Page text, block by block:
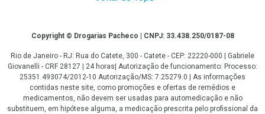
CopyrightCopyright © Drogarias Pacheco | CNPJ: 33.438.250/0187-08
Rio de Janeiro - RJ: Rua do Catete, 300 - Catete - CEP: 22220-000 | Gabriele
Giovanelli - CRF 28127 | 24 horas| Autorização de funcionamento: Processo:
25351.493074/2012-10 Autorização/MS: 7.25279.0 | As informações
contidas neste site, como promoções e ofertas de remédios e
medicamentos, não devem ser usadas para automedicação e não
substituem, em hipótese alguma, a medicação prescrita pelo profissional da